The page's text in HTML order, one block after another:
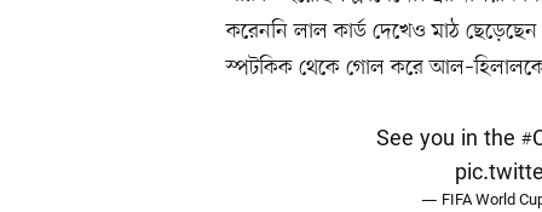
করেননি লাল কার্ড দেখেও মাঠ
স্পটকিক থেকে গোল করে আল–হিলালকে
See you in the
— FIFA World